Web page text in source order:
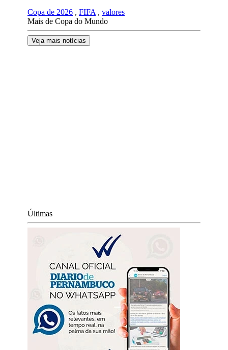
Copa de 2026 , FIFA , valores
Mais de Copa do Mundo
Veja mais notícias
Últimas